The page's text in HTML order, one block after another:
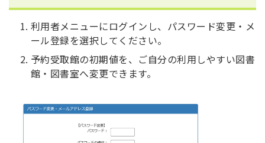
利用者メニューにログインし、パスワード変更・メ
ール登録を選択してください。
予約受取館の初期値を、ご自分の利用しやすい図書
館・図書室へ変更できます。